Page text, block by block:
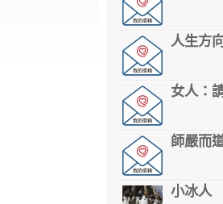
人生方
女人：
師嚴而
小冰人